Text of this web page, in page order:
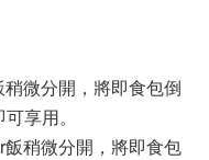
微分開，將即食包倒
享用。
稍微分開，將即食包